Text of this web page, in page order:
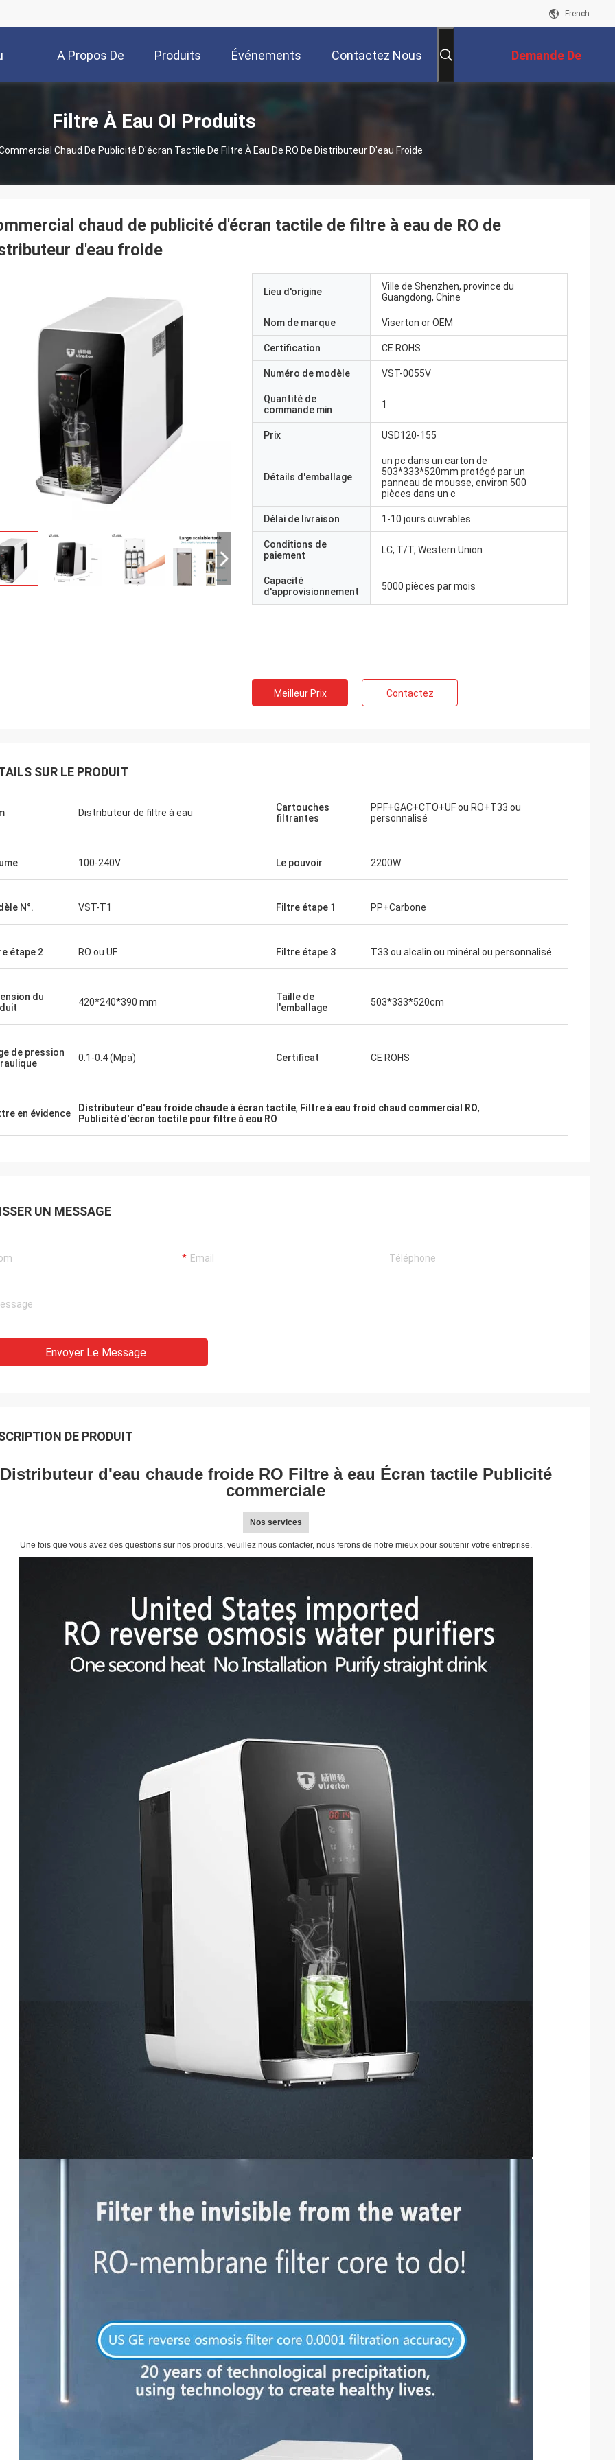
French
A Propos De
Nous
Produits Événements Contactez Nous Demande De
Soumission
Filtre À Eau OI Produits
Chaud De Publicité D'écran Tactile De Filtre À Eau De RO De Distributeur D'eau Froide
chaud de publicité d'écran tactile de filtre à eau de RO de
d'eau froide
Lieu d'origine
Ville de Shenzhen, province du
Guangdong, Chine
Nom de marque Viserton or OEM
Certification CE ROHS
Numéro de modèle VST-0055V
Quantité de
commande min
1
Prix USD120-155
Détails d'emballage
un pc dans un carton de
503*333*520mm protégé par un
panneau de mousse, environ 500
pièces dans un c
Délai de livraison 1-10 jours ouvrables
Conditions de
paiement
LC, T/T, Western Union
Capacité
d'approvisionnement
5000 pièces par mois
Meilleur Prix Contactez
SUR LE PRODUIT
Distributeur de filtre à eau
Cartouches
filtrantes
PPF+GAC+CTO+UF ou RO+T33 ou
personnalisé
100-240V Le pouvoir 2200W
N°. VST-T1 Filtre étape 1 PP+Carbone
étape 2 RO ou UF Filtre étape 3 T33 ou alcalin ou minéral ou personnalisé
du
420*240*390 mm
Taille de
l'emballage
503*333*520cm
de pression
0.1-0.4 (Mpa) Certificat CE ROHS
en évidence Distributeur d'eau froide chaude à écran tactile, Filtre à eau froid chaud commercial RO,
Publicité d'écran tactile pour filtre à eau RO
UN MESSAGE
Envoyer Le Message
DE PRODUIT
Distributeur d'eau chaude froide RO Filtre à eau Écran tactile Publicité
commerciale
Nos services
Une fois que vous avez des questions sur nos produits, veuillez nous contacter, nous ferons de notre mieux pour soutenir votre entreprise.